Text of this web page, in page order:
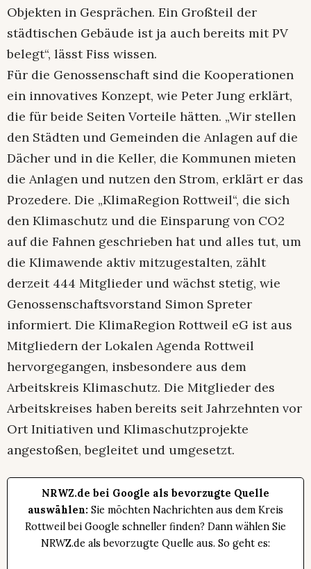
Objekten in Gesprächen. Ein Großteil der
städtischen Gebäude ist ja auch bereits mit PV
belegt“, lässt Fiss wissen.
Für die Genossenschaft sind die Kooperationen
ein innovatives Konzept, wie Peter Jung erklärt,
die für beide Seiten Vorteile hätten. „Wir stellen
den Städten und Gemeinden die Anlagen auf die
Dächer und in die Keller, die Kommunen mieten
die Anlagen und nutzen den Strom, erklärt er das
Prozedere. Die „KlimaRegion Rottweil“, die sich
den Klimaschutz und die Einsparung von CO2
auf die Fahnen geschrieben hat und alles tut, um
die Klimawende aktiv mitzugestalten, zählt
derzeit 444 Mitglieder und wächst stetig, wie
Genossenschaftsvorstand Simon Spreter
informiert. Die KlimaRegion Rottweil eG ist aus
Mitgliedern der Lokalen Agenda Rottweil
hervorgegangen, insbesondere aus dem
Arbeitskreis Klimaschutz. Die Mitglieder des
Arbeitskreises haben bereits seit Jahrzehnten vor
Ort Initiativen und Klimaschutzprojekte
angestoßen, begleitet und umgesetzt.
NRWZ.de bei Google als bevorzugte Quelle
auswählen: Sie möchten Nachrichten aus dem Kreis
Rottweil bei Google schneller finden? Dann wählen Sie
NRWZ.de als bevorzugte Quelle aus. So geht es: